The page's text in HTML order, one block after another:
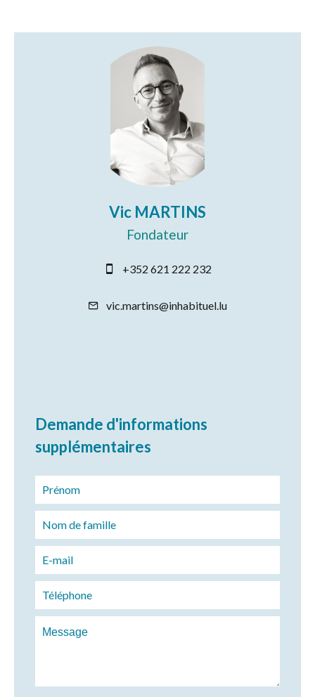
Vic MARTINS
Fondateur
+352 621 222 232
vic.martins@inhabituel.lu
Demande d'informations
supplémentaires